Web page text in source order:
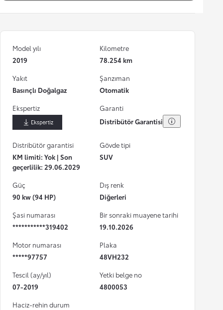
Model yılı
2019
Kilometre
78.254 km
Yakıt
Basınçlı Doğalgaz
Şanzıman
Otomatik
Ekspertiz
İndir
Garanti
Distribütör Garantisi
Distribütör garantisi
KM limiti: Yok | Son
geçerlilik: 29.06.2029
Gövde tipi
SUV
Güç
90 kw (94 HP)
Dış renk
Diğerleri
Şasi numarası
***********319402
Bir sonraki muayene tarihi
19.10.2026
Motor numarası
*****97757
Plaka
48VH232
Tescil (ay/yıl)
07-2019
Yetki belge no
4800053
Haciz-rehin durum